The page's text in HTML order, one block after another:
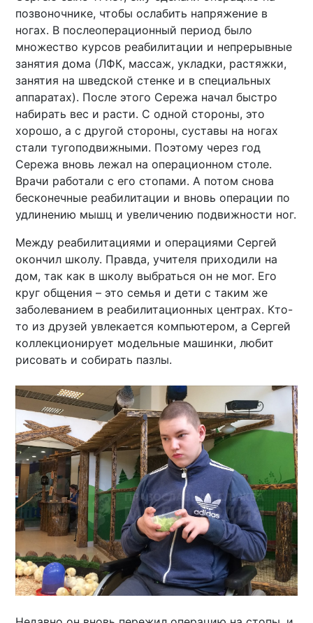
позвоночнике, чтобы ослабить напряжение в
ногах. В послеоперационный период было
множество курсов реабилитации и непрерывные
занятия дома (ЛФК, массаж, укладки, растяжки,
занятия на шведской стенке и в специальных
аппаратах). После этого Сережа начал быстро
набирать вес и расти. С одной стороны, это
хорошо, а с другой стороны, суставы на ногах
стали тугоподвижными. Поэтому через год
Сережа вновь лежал на операционном столе.
Врачи работали с его стопами. А потом снова
бесконечные реабилитации и вновь операции по
удлинению мышц и увеличению подвижности ног.
Между реабилитациями и операциями Сергей
окончил школу. Правда, учителя приходили на
дом, так как в школу выбраться он не мог. Его
круг общения – это семья и дети с таким же
заболеванием в реабилитационных центрах. Кто-
то из друзей увлекается компьютером, а Сергей
коллекционирует модельные машинки, любит
рисовать и собирать пазлы.